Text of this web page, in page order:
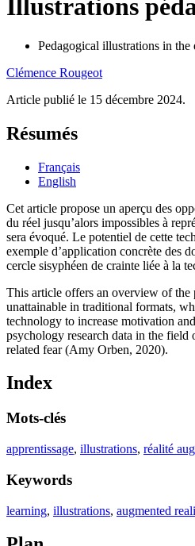
Illustrations
Pedagogical illustrations in the
Clémence Rougeot
Article publié le 15 décembre 2024.
Résumés
Français
English
Cet article propose un aperçu des
du réel jusqu’alors impossibles à
sera évoqué. Le potentiel de cette
exemple d’application concrète des
cercle sisyphéen de crainte liée à la
This article offers an overview of
unattainable in traditional formats,
technology to increase motivation
psychology research data in the
related fear (Amy Orben, 2020).
Index
Mots-clés
apprentissage, illustrations, réalité
Keywords
learning, illustrations, augmented